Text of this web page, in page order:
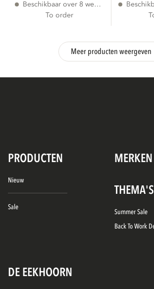
Beschikbaar over 8 weken
To order
Meer producten weergeven
PRODUCTEN MERKEN
Nieuw
Sale
THEMA'S
Summer Sale
Back To Work
DE EEKHOORN